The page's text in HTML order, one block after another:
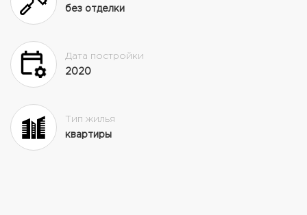
без отделки
Дата постройки
2020
Тип жилья
квартиры